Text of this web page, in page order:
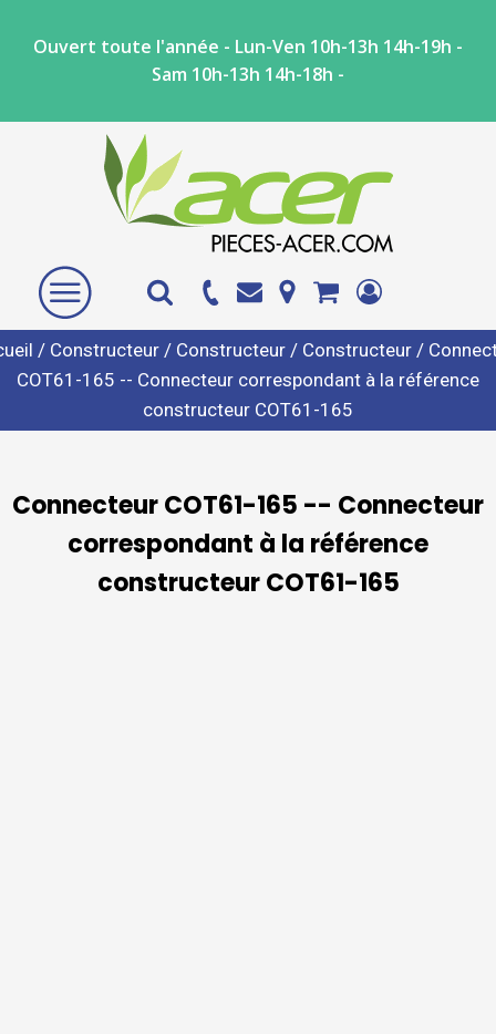
Ouvert toute l'année - Lun-Ven 10h-13h 14h-19h -
Sam 10h-13h 14h-18h -
/ Constructeur/ Constructeur/ Constructeur/
COT61-165 -- Connecteur correspondant à la référence
constructeur COT61-165
Connecteur COT61-165 -- Connecteur
correspondant à la référence
constructeur COT61-165